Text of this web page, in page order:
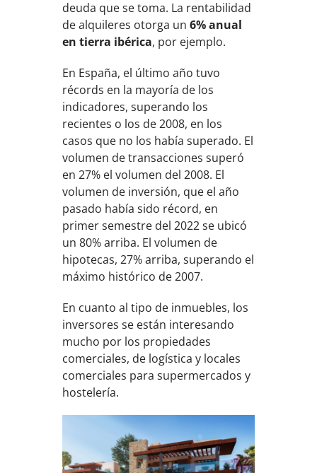
deuda que se toma. La rentabilidad
de alquileres otorga un6% anual
en tierra ibérica, por ejemplo.
En España, el último año tuvo
récords en la mayoría de los
indicadores, superando los
recientes o los de 2008, en los
casos que no los había superado. El
volumen de transacciones superó
en 27% el volumen del 2008. El
volumen de inversión, que el año
pasado había sido récord, en
primer semestre del 2022 se ubicó
un 80% arriba. El volumen de
hipotecas, 27% arriba, superando el
máximo histórico de 2007.
En cuanto al tipo de inmuebles, los
inversores se están interesando
mucho por los propiedades
comerciales, de logística y locales
comerciales para supermercados y
hostelería.